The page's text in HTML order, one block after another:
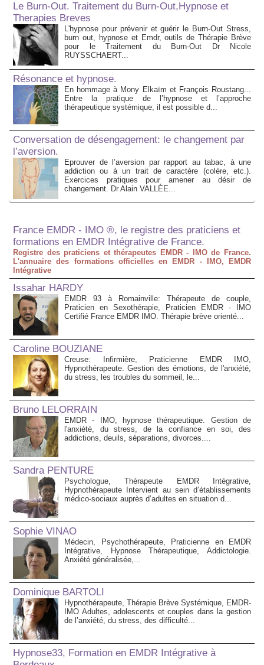
Le Burn-Out. Traitement du Burn-Out,Hypnose et
Therapies Breves
L'hypnose pour prévenir et guérir le Burn-Out Stress,
burn out, hypnose et Emdr, outils de Thérapie Brève
pour le Traitement du Burn-Out Dr Nicole
RUYSSCHAERT...
Résonance et hypnose.
En hommage à Mony Elkaïm et François Roustang...
Entre la pratique de l’hypnose et l’approche
thérapeutique systémique, il est possible d...
Conversation de désengagement: le changement par
l’aversion.
Eprouver de l’aversion par rapport au tabac, à une
addiction ou à un trait de caractère (colère, etc.).
Exercices pratiques pour amener au désir de
changement. Dr Alain VALLÉE...
France EMDR - IMO ®, le registre des praticiens et
formations en EMDR Intégrative de France.
Registre des praticiens et thérapeutes EMDR - IMO de France.
L'annuaire des formations officielles en EMDR - IMO, EMDR
Intégrative
Issahar HARDY
EMDR 93 à Romainville: Thérapeute de couple,
Praticien en Sexothérapie, Praticien EMDR - IMO
Certifié France EMDR IMO. Thérapie brève orienté...
Caroline BOUZIANE
Creuse: Infirmière, Praticienne EMDR IMO,
Hypnothérapeute. Gestion des émotions, de l'anxiété,
du stress, les troubles du sommeil, le...
Bruno LELORRAIN
EMDR - IMO, hypnose thérapeutique. Gestion de
l'anxiété, du stress, de la confiance en soi, des
addictions, deuils, séparations, divorces....
Sandra PENTURE
Psychologue, Thérapeute EMDR Intégrative,
Hypnothérapeute Intervient au sein d’établissements
médico‑sociaux auprès d’adultes en situation d...
Sophie VINAO
Médecin, Psychothérapeute, Praticienne en EMDR
Intégrative, Hypnose Thérapeutique, Addictologie.
Anxiété généralisée,...
Dominique BARTOLI
Hypnothérapeute, Thérapie Brève Systémique, EMDR-
IMO Adultes, adolescents et couples dans la gestion
de l’anxiété, du stress, des difficulté...
Hypnose33, Formation en EMDR Intégrative à